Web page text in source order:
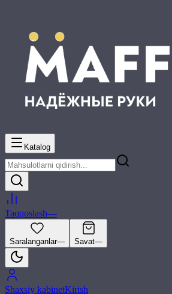
Katalog
Taqqoslash—
Saralanganlar— Savat—
Shaxsiy kabinetKirish